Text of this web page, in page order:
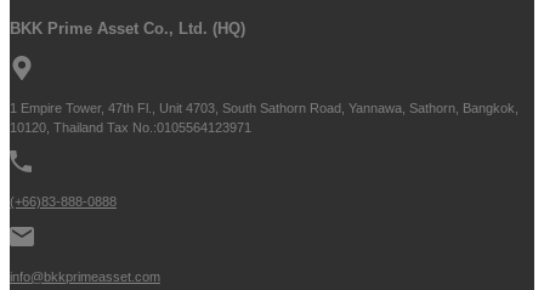
BKK Prime Asset Co., Ltd. (HQ)
1 Empire Tower, 47th Fl., Unit 4703, South Sathorn Road, Yannawa, Sathorn, Bangkok,
10120, Thailand Tax No.:0105564123971
(+66)83-888-0888
info@bkkprimeasset.com